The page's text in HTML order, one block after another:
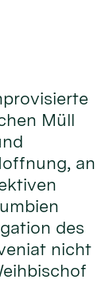
Müll
an
des
nicht